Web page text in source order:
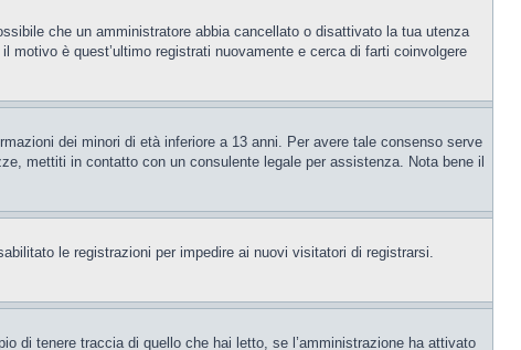
che un amministratore abbia cancellato o disattivato la tua utenza
è quest’ultimo registrati nuovamente e cerca di farti coinvolgere
dei minori di età inferiore a 13 anni. Per avere tale consenso serve
mettiti in contatto con un consulente legale per assistenza. Nota bene il
le registrazioni per impedire ai nuovi visitatori di registrarsi.
di tenere traccia di quello che hai letto, se l’amministrazione ha attivato